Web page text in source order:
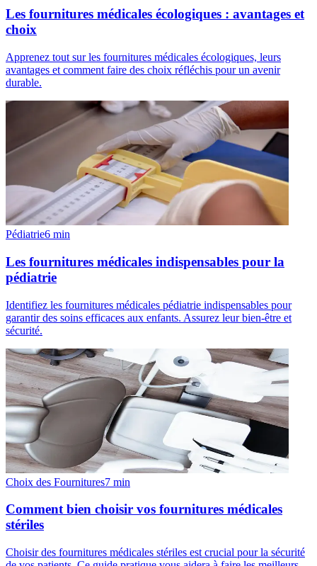
Les fournitures médicales écologiques : avantages et
choix
Apprenez tout sur les fournitures médicales écologiques, leurs
avantages et comment faire des choix réfléchis pour un avenir
durable.
Pédiatrie6 min
Les fournitures médicales indispensables pour la
pédiatrie
Identifiez les fournitures médicales pédiatrie indispensables pour
garantir des soins efficaces aux enfants. Assurez leur bien-être et
sécurité.
Choix des Fournitures7 min
Comment bien choisir vos fournitures médicales
stériles
Choisir des fournitures médicales stériles est crucial pour la sécurité